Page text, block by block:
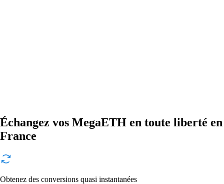
Échangez vos MegaETH en toute liberté en
France
Obtenez des conversions quasi instantanées